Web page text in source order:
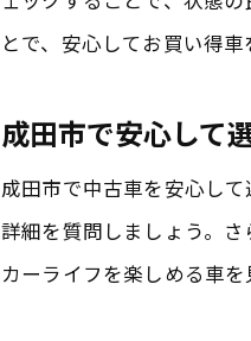
とで、安心してお買い得
成田市で安心して
成田市で中古車を安心し
詳細を質問しましょう。
カーライフを楽しめる車